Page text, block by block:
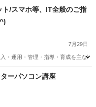
/スマホ等、IT全般のご指
7月29日
・運用・管理・指導・育成を主な
料金
ーパソコン講座